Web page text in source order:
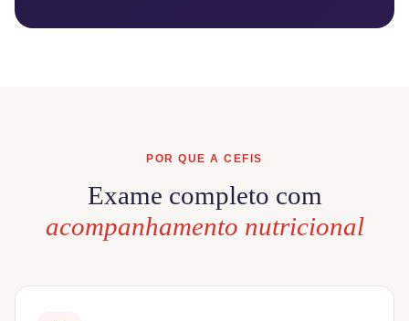
POR QUE A CEFIS
Exame completo com
acompanhamento nutricional